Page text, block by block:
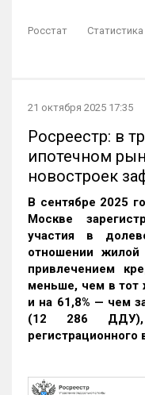
Росстат Статистика
21 октября 2025 17:35
Росреестр: в
ипотечном
новостроек
В сентябре 2025
Москве
участия в
отношении
привлечением
меньше, чем в
и на 61,8% — чем
(12 286 ДДУ)
регистрационного